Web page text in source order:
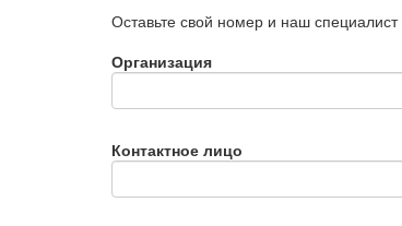
Оставьте свой номер и наш
Организация
Контактное лицо